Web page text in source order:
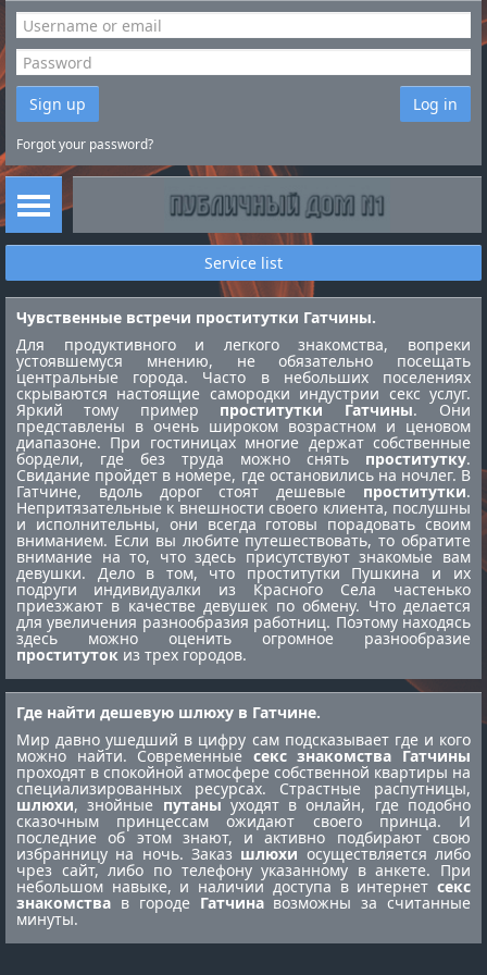
Sign up Log in
Forgot your password?
Service list
Чувственные встречи проститутки Гатчины.
Для продуктивного и легкого знакомства, вопреки
устоявшемуся мнению, не обязательно посещать
центральные города. Часто в небольших поселениях
скрываются настоящие самородки индустрии секс услуг.
Яркий тому пример проститутки Гатчины. Они
представлены в очень широком возрастном и ценовом
диапазоне. При гостиницах многие держат собственные
бордели, где без труда можно снять проститутку.
Свидание пройдет в номере, где остановились на ночлег. В
Гатчине, вдоль дорог стоят дешевые проститутки.
Непритязательные к внешности своего клиента, послушны
и исполнительны, они всегда готовы порадовать своим
вниманием. Если вы любите путешествовать, то обратите
внимание на то, что здесь присутствуют знакомые вам
девушки. Дело в том, что проститутки Пушкина и их
подруги индивидуалки из Красного Села частенько
приезжают в качестве девушек по обмену. Что делается
для увеличения разнообразия работниц. Поэтому находясь
здесь можно оценить огромное разнообразие
проституток из трех городов.
Где найти дешевую шлюху в Гатчине.
Мир давно ушедший в цифру сам подсказывает где и кого
можно найти. Современные секс знакомства Гатчины
проходят в спокойной атмосфере собственной квартиры на
специализированных ресурсах. Страстные распутницы,
шлюхи, знойные путаныуходят в онлайн, где подобно
сказочным принцессам ожидают своего принца. И
последние об этом знают, и активно подбирают свою
избранницу на ночь. Заказ шлюхи осуществляется либо
чрез сайт, либо по телефону указанному в анкете. При
небольшом навыке, и наличии доступа в интернет секс
знакомства в городе Гатчинавозможны за считанные
минуты.